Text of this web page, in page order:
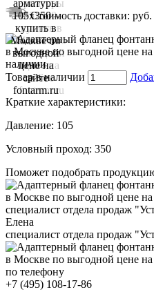
Стоимость доставки: руб.
Товар в наличии
Краткие характеристики:
Давление: 105
Условный проход: 350
Поможет подобрать
Елена
специалист отдела продаж
+7 (495) 108-17-86